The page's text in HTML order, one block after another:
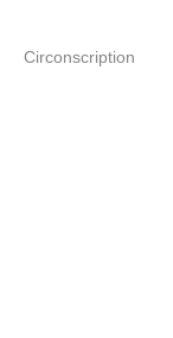
Circonscription